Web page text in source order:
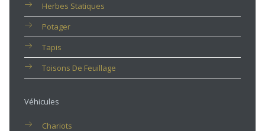
Herbes Statiques
Potager
Tapis
Toisons De Feuillage
Véhicules
Chariots